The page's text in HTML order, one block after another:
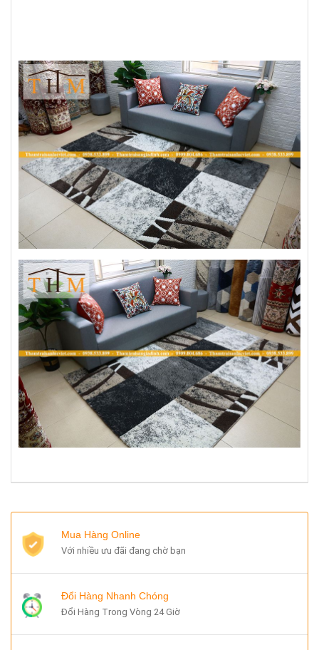
Mua Hàng Online
Với nhiều ưu đãi đang chờ bạn
Đổi Hàng Nhanh Chóng
Đổi Hàng Trong Vòng 24 Giờ